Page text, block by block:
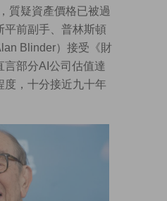
質疑資產價格已被過
平前副手、普林斯頓
Blinder）接受《財
言部分AI公司估值達
度，十分接近九十年